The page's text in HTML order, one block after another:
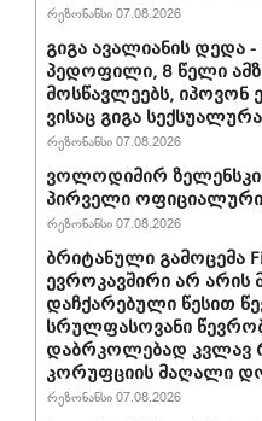
რეზონანსი 07.08.2026
გიგა ავალიანის დედა
პედოფილი, 8 წელი
მოსწავლეებს, იპოვონ
ვისაც გიგა
რეზონანსი 07.08.2026
ვოლოდიმირ ზელენსკი
პირველი ოფიციალური
რეზონანსი 07.08.2026
ბრიტანული გამოცემა
ევროკავშირი არ არის
დაჩქარებული წესით
სრულფასოვანი
დაბრკოლებად კვლავ
კორუფციის მაღალი
რეზონანსი 07.08.2026